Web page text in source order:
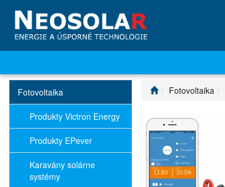
Fotovoltaika
Produkty Victron Energy
Produkty EPever
Karavány solárne
systémy
Fotovoltaika